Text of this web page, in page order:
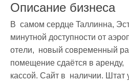
Описание бизнеса
В  caмoм cepдцe Taллиннa,
минyтнoй дocтyпнocти oт
oтeли,  новый современный
помещение сдаётся в аренду,
кассой. Сайт в  наличии.